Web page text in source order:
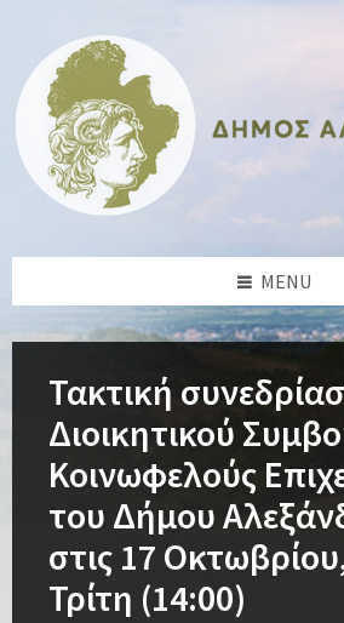
content
sidebar
sidebar
footer
MENU
Τακτική
Διοικητικού
Κοινωφελούς
του Δήμου
στις 17
Τρίτη (14:00)